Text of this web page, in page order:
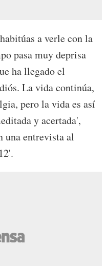
a verle con la
pasa muy deprisa
ha llegado el
La vida continúa,
pero la vida es así
y acertada',
una entrevista al